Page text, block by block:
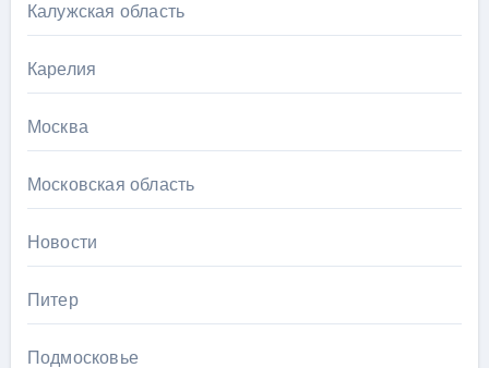
Калужская область
Карелия
Москва
Московская область
Новости
Питер
Подмосковье